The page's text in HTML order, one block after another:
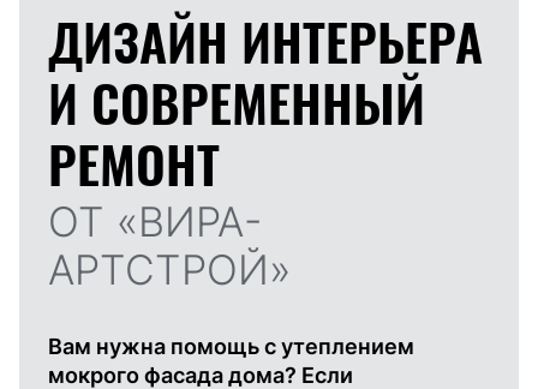
ДИЗАЙН ИНТЕРЬЕРА
И СОВРЕМЕННЫЙ
РЕМОНТ
ОТ «ВИРА-
АРТСТРОЙ»
Вам нужна помощь с утеплением
мокрого фасада дома? Если